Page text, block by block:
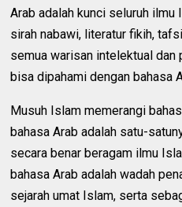
Arab adalah kunci seluruh ilmu
sirah nabawi, literatur fikih,
semua warisan intelektual dan
bisa dipahami dengan bahasa
Musuh Islam memerangi
bahasa Arab adalah satu-
secara benar beragam ilmu
bahasa Arab adalah wadah
sejarah umat Islam, serta